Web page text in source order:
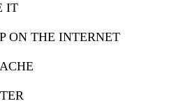
IT
ON THE INTERNET